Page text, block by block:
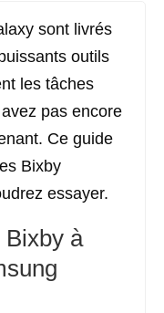
sont livrés
outils
les tâches
pas encore
Ce guide
Bixby
essayer.
Bixby à